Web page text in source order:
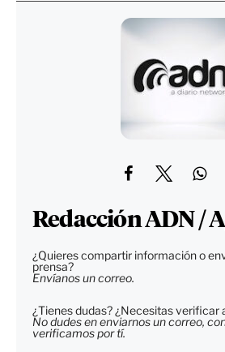
Redacción ADN /
¿Quieres compartir información o
prensa?
Envíanos un correo.
¿Tienes dudas? ¿Necesitas verificar
No dudes en enviarnos un correo,
verificamos por tí.